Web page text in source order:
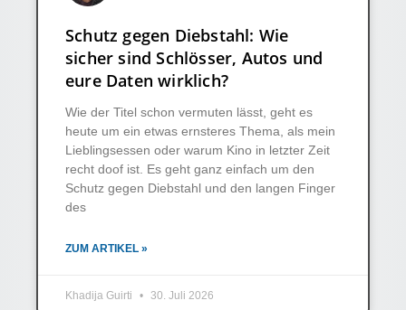
Schutz gegen Diebstahl: Wie
sicher sind Schlösser, Autos und
eure Daten wirklich?
Wie der Titel schon vermuten lässt, geht es
heute um ein etwas ernsteres Thema, als mein
Lieblingsessen oder warum Kino in letzter Zeit
recht doof ist. Es geht ganz einfach um den
Schutz gegen Diebstahl und den langen Finger
des
ZUM ARTIKEL »
Khadija Guirti 30. Juli 2026